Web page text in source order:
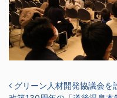
投稿ナビゲーシ
グリーン人材開発協議会